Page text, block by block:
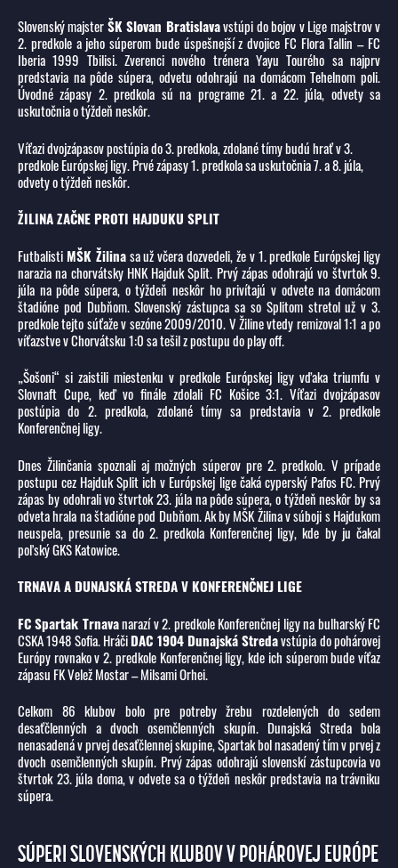
Slovenský majsterŠK Slovan Bratislavavstúpi do bojov v Lige majstrov v
2. predkole a jeho súperom bude úspešnejší z dvojice FC Flora Tallin – FC
Iberia 1999 Tbilisi. Zverenci nového trénera Yayu Tourého sa najprv
predstavia na pôde súpera, odvetu odohrajú na domácom Tehelnom poli.
Úvodné zápasy 2. predkola sú na programe 21. a 22. júla, odvety sa
uskutočnia o týždeň neskôr.
Víťazi dvojzápasov postúpia do 3. predkola, zdolané tímy budú hrať v 3.
predkole Európskej ligy. Prvé zápasy 1. predkola sa uskutočnia 7. a 8. júla,
odvety o týždeň neskôr.
ŽILINA ZAČNE PROTI HAJDUKU SPLIT
FutbalistiMŠK Žilinasa už včera dozvedeli, že v 1. predkole Európskej ligy
narazia na chorvátsky HNK Hajduk Split. Prvý zápas odohrajú vo štvrtok 9.
júla na pôde súpera, o týždeň neskôr ho privítajú v odvete na domácom
štadióne pod Dubňom. Slovenský zástupca sa so Splitom stretol už v 3.
predkole tejto súťaže v sezóne 2009/2010. V Žiline vtedy remizoval 1:1 a po
víťazstve v Chorvátsku 1:0 sa tešil z postupu do play off.
„Šošoni“ si zaistili miestenku v predkole Európskej ligy vďaka triumfu v
Slovnaft Cupe, keď vo finále zdolali FC Košice 3:1. Víťazi dvojzápasov
postúpia do 2. predkola, zdolané tímy sa predstavia v 2. predkole
Konferenčnej ligy.
Dnes Žilinčania spoznali aj možných súperov pre 2. predkolo. V prípade
postupu cez Hajduk Split ich v Európskej lige čaká cyperský Pafos FC. Prvý
zápas by odohrali vo štvrtok 23. júla na pôde súpera, o týždeň neskôr by sa
odveta hrala na štadióne pod Dubňom. Ak by MŠK Žilina v súboji s Hajdukom
neuspela, presunie sa do 2. predkola Konferenčnej ligy, kde by ju čakal
poľský GKS Katowice.
TRNAVA A DUNAJSKÁ STREDA V KONFERENČNEJ LIGE
FC Spartak Trnavanarazí v 2. predkole Konferenčnej ligy na bulharský FC
CSKA 1948 Sofia. HráčiDAC 1904 Dunajská Stredavstúpia do pohárovej
Európy rovnako v 2. predkole Konferenčnej ligy, kde ich súperom bude víťaz
zápasu FK Velež Mostar – Milsami Orhei.
Celkom 86 klubov bolo pre potreby žrebu rozdelených do sedem
desaťčlenných a dvoch osemčlenných skupín. Dunajská Streda bola
nenasadená v prvej desaťčlennej skupine, Spartak bol nasadený tím v prvej z
dvoch osemčlenných skupín. Prvý zápas odohrajú slovenskí zástupcovia vo
štvrtok 23. júla doma, v odvete sa o týždeň neskôr predstavia na trávniku
súpera.
SÚPERI SLOVENSKÝCH KLUBOV V POHÁROVEJ EURÓPE